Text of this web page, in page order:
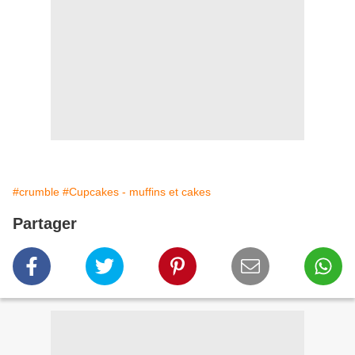
#crumble #Cupcakes - muffins et cakes
Partager